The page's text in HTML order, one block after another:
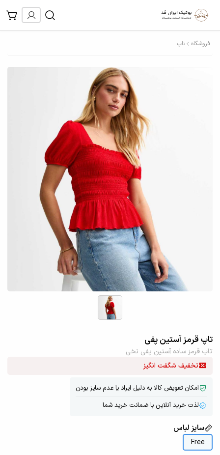
تاپ فروشگاه
تاپ قرمز آستین پفی
تاپ قرمز ساده آستین پفی نخی
تخفیف شگفت انگیز
امکان تعویض کالا به دلیل ایراد یا عدم سایز بودن
لذت خرید آنلاین با ضمانت خرید شما
سایز لباس
Free